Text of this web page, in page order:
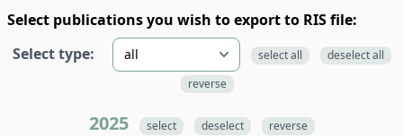
Select publications you wish to export to RIS file:
Select type:
select all
deselect all
reverse
2025 select deselect reverse